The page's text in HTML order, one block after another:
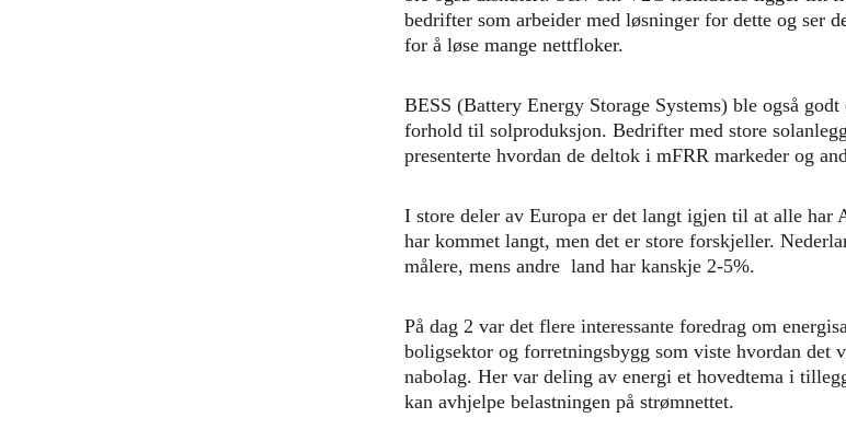
bedrifter som arbeider med løsninger for dette og ser
for å løse mange nettfloker.
BESS (Battery Energy Storage Systems) ble også
forhold til solproduksjon. Bedrifter med store
presenterte hvordan de deltok i mFRR markeder og
I store deler av Europa er det langt igjen til at alle har
har kommet langt, men det er store forskjeller.
målere, mens andre  land har kanskje 2-5%.
På dag 2 var det flere interessante foredrag om
boligsektor og forretningsbygg som viste hvordan det
nabolag. Her var deling av energi et hovedtema i
kan avhjelpe belastningen på strømnettet.